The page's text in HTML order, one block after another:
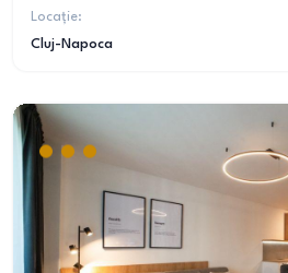
Locație:
Cluj-Napoca